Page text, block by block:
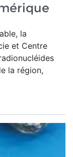
la
et Centre
la région,